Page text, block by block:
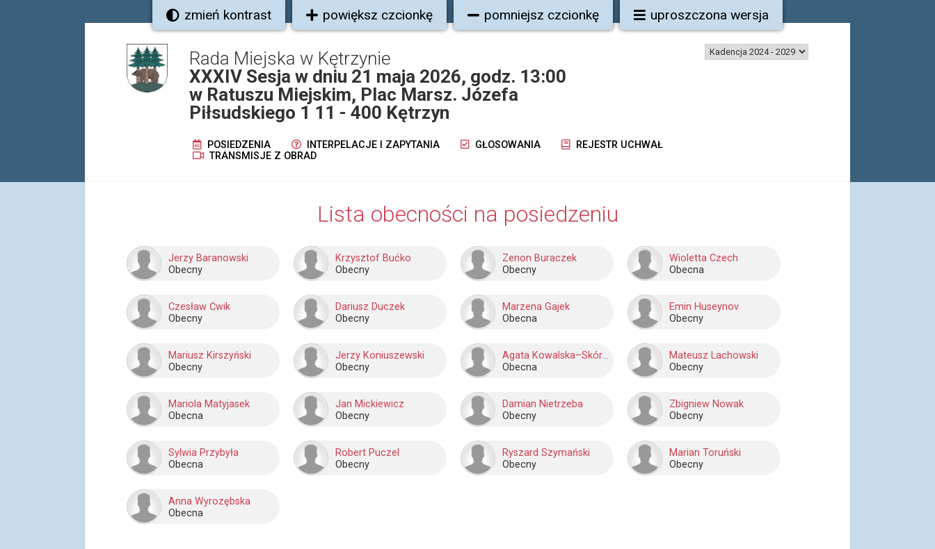
zmień kontrast powiększ czcionkę pomniejsz czcionkę uproszczona wersja
Rada Miejska w Kętrzynie
XXXIV Sesja w dniu 21 maja 2026, godz. 13:00
w Ratuszu Miejskim, Plac Marsz. Józefa
Piłsudskiego 1 11 - 400 Kętrzyn
POSIEDZENIA INTERPELACJE I ZAPYTANIA GŁOSOWANIA
REJESTR UCHWAŁ
TRANSMISJE Z OBRAD
Lista obecności na posiedzeniu
Jerzy Baranowski
Obecny
Krzysztof Bućko
Obecny
Zenon Buraczek
Obecny
Wioletta Czech
Obecna
Czesław Ćwik
Obecny
Dariusz Duczek
Obecny
Marzena Gajek
Obecna
Emin Huseynov
Obecny
Mariusz Kirszyński
Obecny
Jerzy Koniuszewski
Obecny
Agata Kowalska–Skórka
Obecna
Mateusz Lachowski
Obecny
Mariola Matyjasek
Obecna
Jan Mickiewicz
Obecny
Damian Nietrzeba
Obecny
Zbigniew Nowak
Obecny
Sylwia Przybyła
Obecna
Robert Puczel
Obecny
Ryszard Szymański
Obecny
Marian Toruński
Obecny
Anna Wyrozębska
Obecna